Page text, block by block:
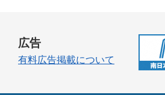
広告
有料広告掲載について